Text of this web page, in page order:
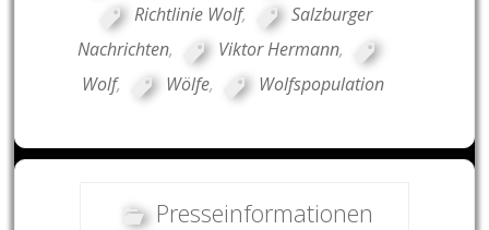
Richtlinie Wolf,
Salzburger
Nachrichten, Viktor Hermann,
Wolf, Wölfe, Wolfspopulation
Presseinformationen